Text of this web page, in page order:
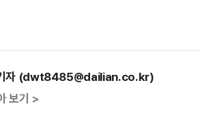
자 (dwt8485@dailian.co.kr)
보기 >